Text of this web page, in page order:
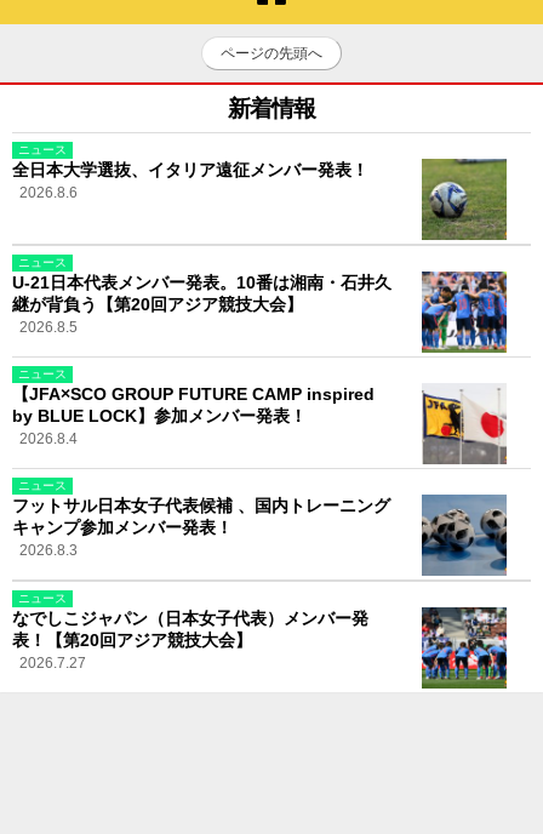
ページの先頭へ
新着情報
ニュース
全日本大学選抜、イタリア遠征メンバー発表！
2026.8.6
ニュース
U-21日本代表メンバー発表。10番は湘南・石井久
継が背負う【第20回アジア競技大会】
2026.8.5
ニュース
【JFA×SCO GROUP FUTURE CAMP inspired
by BLUE LOCK】参加メンバー発表！
2026.8.4
ニュース
フットサル日本女子代表候補 、国内トレーニング
キャンプ参加メンバー発表！
2026.8.3
ニュース
なでしこジャパン（日本女子代表）メンバー発
表！【第20回アジア競技大会】
2026.7.27